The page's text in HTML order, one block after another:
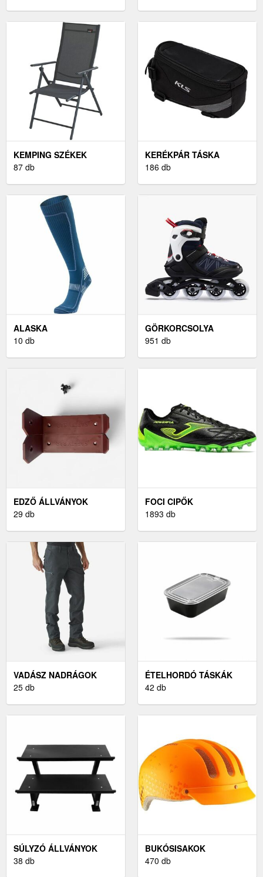
KEMPING SZÉKEK
87 db
KERÉKPÁR TÁSKA
186 db
ALASKA
10 db
GÖRKORCSOLYA
951 db
EDZŐ ÁLLVÁNYOK
29 db
FOCI CIPŐK
1893 db
VADÁSZ NADRÁGOK
25 db
ÉTELHORDÓ TÁSKÁK
42 db
SÚLYZÓ ÁLLVÁNYOK
38 db
BUKÓSISAKOK
470 db